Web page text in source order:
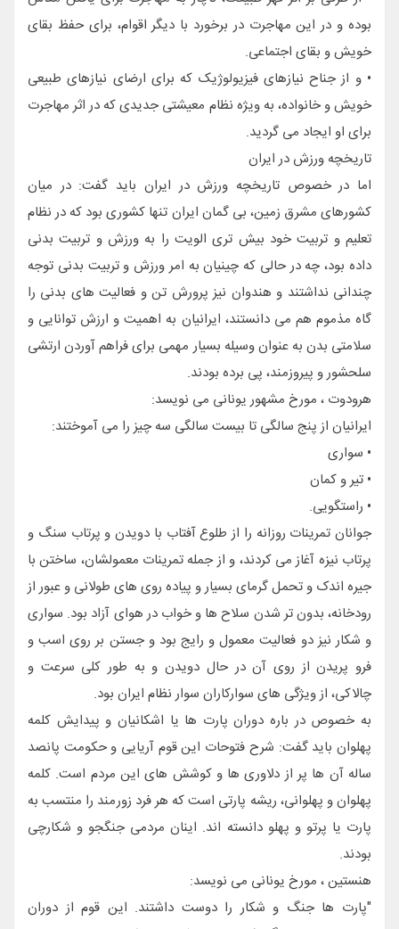
بوده و در این مهاجرت در برخورد با دیگر اقوام، برای حفظ بقای
خویش و بقای اجتماعی.
• و از جناح نیازهای فیزیولوژیک که برای ارضای نیازهای طبیعی
خویش و خانواده، به ویژه نظام معیشتی جدیدی که در اثر مهاجرت
برای او ایجاد می گردید.
تاریخچه ورزش در ایران
اما در خصوص تاریخچه ورزش در ایران باید گفت: در میان
کشورهای مشرق زمین، بی گمان ایران تنها کشوری بود که در نظام
تعلیم و تربیت خود بیش تری الویت را به ورزش و تربیت بدنی
داده بود، چه در حالی که چینیان به امر ورزش و تربیت بدنی توجه
چندانی نداشتند و هندوان نیز پرورش تن و فعالیت های بدنی را
گاه مذموم هم می دانستند، ایرانیان به اهمیت و ارزش توانایی و
سلامتی بدن به عنوان وسیله بسیار مهمی برای فراهم آوردن ارتشی
سلحشور و پیروزمند، پی برده بودند.
هرودوت ، مورخ مشهور یونانی می نویسد:
ایرانیان از پنج سالگی تا بیست سالگی سه چیز را می آموختند:
• سواری
• تیر و کمان
• راستگویی.
جوانان تمرینات روزانه را از طلوع آفتاب با دویدن و پرتاب سنگ و
پرتاب نیزه آغاز می کردند، و از جمله تمرینات معمولشان، ساختن با
جیره اندک و تحمل گرمای بسیار و پیاده روی های طولانی و عبور از
رودخانه، بدون تر شدن سلاح ها و خواب در هوای آزاد بود. سواری
و شکار نیز دو فعالیت معمول و رایج بود و جستن بر روی اسب و
فرو پریدن از روی آن در حال دویدن و به طور کلی سرعت و
چالاکی، از ویژگی های سوارکاران سوار نظام ایران بود.
به خصوص در باره دوران پارت ها یا اشکانیان و پیدایش کلمه
پهلوان باید گفت: شرح فتوحات این قوم آریایی و حکومت پانصد
ساله آن ها پر از دلاوری ها و کوشش های این مردم است. کلمه
پهلوان و پهلوانی، ریشه پارتی است که هر فرد زورمند را منتسب به
پارت یا پرتو و پهلو دانسته اند. اینان مردمی جنگجو و شکارچی
بودند.
هنستین ، مورخ یونانی می نویسد:
"پارت ها جنگ و شکار را دوست داشتند. این قوم از دوران